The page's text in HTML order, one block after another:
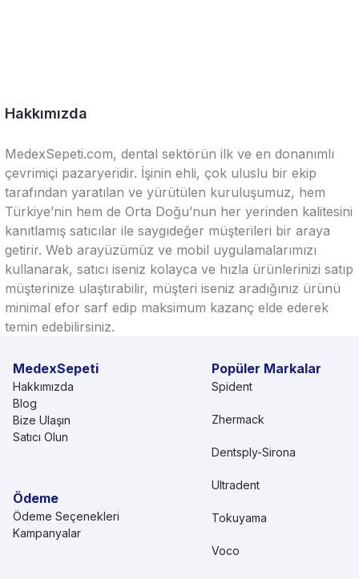
Hakkımızda
MedexSepeti.com, dental sektörün ilk ve en donanımlı
çevrimiçi pazaryeridir. İşinin ehli, çok uluslu bir ekip
tarafından yaratılan ve yürütülen kuruluşumuz, hem
Türkiye’nin hem de Orta Doğu’nun her yerinden kalitesini
kanıtlamış satıcılar ile saygıdeğer müşterileri bir araya
getirir. Web arayüzümüz ve mobil uygulamalarımızı
kullanarak, satıcı iseniz kolayca ve hızla ürünlerinizi satıp
müşterinize ulaştırabilir, müşteri iseniz aradığınız ürünü
minimal efor sarf edip maksimum kazanç elde ederek
temin edebilirsiniz.
MedexSepeti
Hakkımızda
Blog
Bize Ulaşın
Satıcı Olun
Ödeme
Ödeme Seçenekleri
Kampanyalar
Popüler Markalar
Spident
Zhermack
Dentsply-Sirona
Ultradent
Tokuyama
Voco